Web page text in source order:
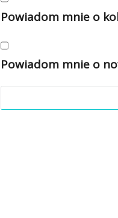
Powiadom mnie o
Powiadom mnie o